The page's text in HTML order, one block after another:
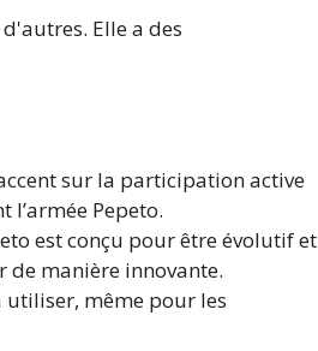
Elle a des
sur la participation active
l’armée Pepeto.
est conçu pour être évolutif et
manière innovante.
utiliser, même pour les